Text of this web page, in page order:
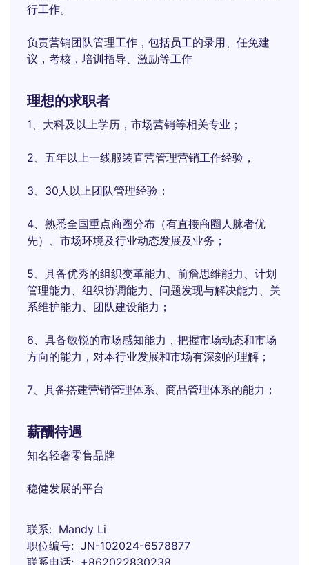
行工作。
负责营销团队管理工作，包括员工的录用、任免建
议，考核，培训指导、激励等工作
理想的求职者
1、大科及以上学历，市场营销等相关专业；
2、五年以上一线服装直营管理营销工作经验，
3、30人以上团队管理经验；
4、熟悉全国重点商圈分布（有直接商圈人脉者优
先）、市场环境及行业动态发展及业务；
5、具备优秀的组织变革能力、前詹思维能力、计划
管理能力、组织协调能力、问题发现与解决能力、关
系维护能力、团队建设能力；
6、具备敏锐的市场感知能力，把握市场动态和市场
方向的能力，对本行业发展和市场有深刻的理解；
7、具备搭建营销管理体系、商品管理体系的能力；
薪酬待遇
知名轻奢零售品牌
稳健发展的平台
联系
Mandy Li
职位编号
JN-102024-6578877
联系电话
+862022830238